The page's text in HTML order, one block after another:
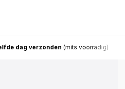
dag verzonden (mits voorradig)